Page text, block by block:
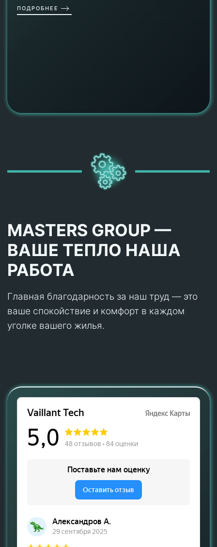
ПОДРОБНЕЕ
MASTERS GROUP —
ВАШЕ ТЕПЛО НАША
РАБОТА
Главная благодарность за наш труд — это
ваше спокойствие и комфорт в каждом
уголке вашего жилья.